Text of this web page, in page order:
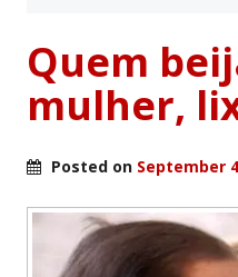
Quem
mulher,
Posted on September